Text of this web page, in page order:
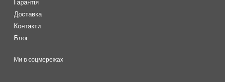
Гарантія
Доставка
Контакти
Блог
Ми в соцмережах